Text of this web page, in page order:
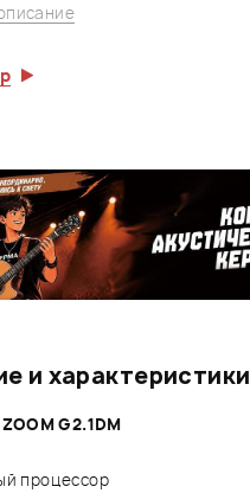
и характеристики
G2.1DM
процессор